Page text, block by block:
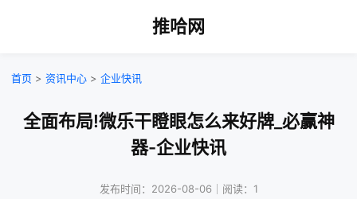
推哈网
首页 > 资讯中心 > 企业快讯
全面布局!微乐干瞪眼怎么来好牌_必赢神
器-企业快讯
发布时间：2026-08-06｜阅读：1